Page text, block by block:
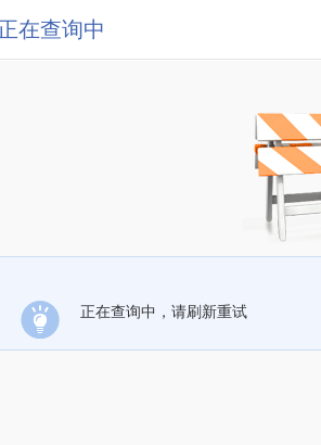
在查询中
正在查询中，请刷新重试